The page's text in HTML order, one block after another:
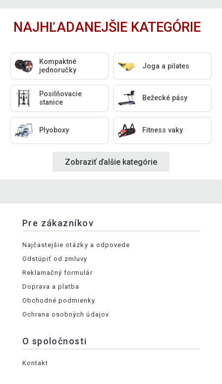
NAJHĽADANEJŠIE KATEGÓRIE
Kompaktné
jednoručky
Joga a pilates
Posilňovacie
stanice
Bežecké pásy
Plyoboxy Fitness vaky
Zobraziť ďalšie kategórie
Pre zákazníkov
Najčastejšie otázky a odpovede
Odstúpiť od zmluvy
Reklamačný formulár
Doprava a platba
Obchodné podmienky
Ochrana osobných údajov
O spoločnosti
Kontakt